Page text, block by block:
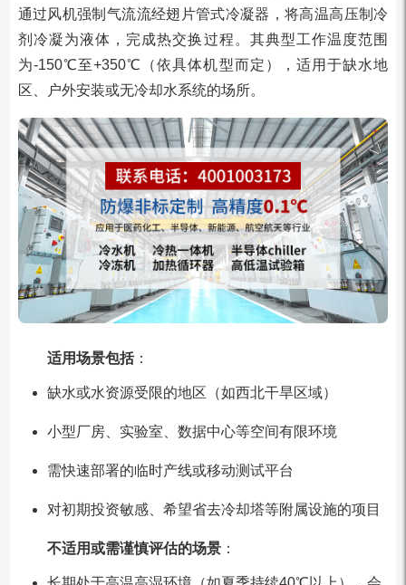
通过风机强制气流流经翅片管式冷凝器，将高温高压制冷
剂冷凝为液体，完成热交换过程。其典型工作温度范围
为-150℃至+350℃（依具体机型而定），适用于缺水地
区、户外安装或无冷却水系统的场所。
适用场景包括：
缺水或水资源受限的地区（如西北干旱区域）
小型厂房、实验室、数据中心等空间有限环境
需快速部署的临时产线或移动测试平台
对初期投资敏感、希望省去冷却塔等附属设施的项目
不适用或需谨慎评估的场景：